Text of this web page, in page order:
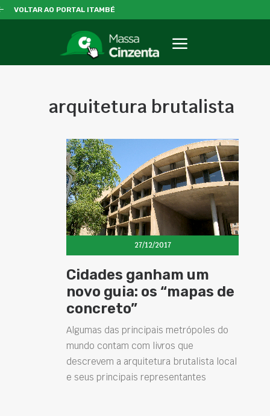
VOLTAR AO PORTAL ITAMBÉ
arquitetura brutalista
27/12/2017
Cidades ganham um
novo guia: os “mapas de
concreto”
Algumas das principais metrópoles do
mundo contam com livros que
descrevem a arquitetura brutalista local
e seus principais representantes